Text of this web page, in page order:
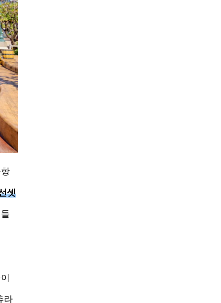
셋
라